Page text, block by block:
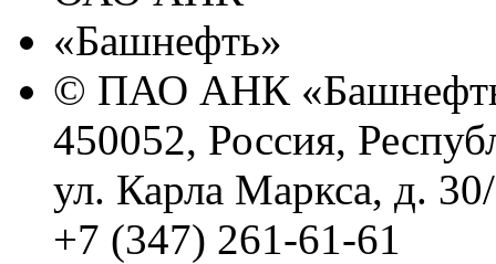
© ПАО АНК
450052, Россия,
ул. Карла Маркса, д.
+7 (347) 261-61-61